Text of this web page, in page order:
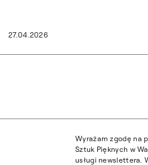
wizualnych otrzymała prof. Ewa
27.04.2026
Wyrażam zgodę na
Sztuk Pięknych w
usługi newslettera.